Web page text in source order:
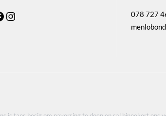
Instagram
078 727